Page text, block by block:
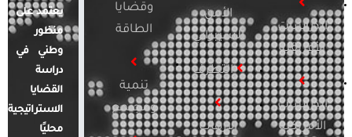
الدراسات
الأفريقية
الدراسات
الأمريكية
الأمن
السيبراني
التطرف
الإرهاب
وقضايا
الطاقة
تنمية
ومجتمع
يعتمد على
منظور
وطني في
دراسة
القضايا
الاستراتيجية
محليًا